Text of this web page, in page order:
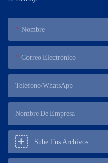
Nombre
Correo Electrónico
Teléfono/WhatsApp
Nombre De Empresa
Sube Tus Archivos